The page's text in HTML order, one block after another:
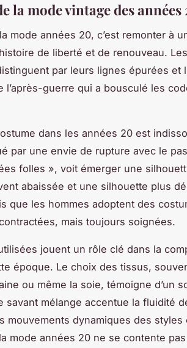
la mode vintage des années
mode années 20, c’est remonter à
de liberté et de renouveau.
par leurs lignes épurées et
l’après-guerre qui a bousculé les
dans les années 20 est
par une envie de rupture avec le
folles », voit émerger une
abaissée et une silhouette plus
que les hommes adoptent des
mais toujours soignées.
jouent un rôle clé dans la
époque. Le choix des tissus,
ou même la soie, témoigne d’un
savant mélange accentue la fluidité
mouvements dynamiques des
mode années 20 ne se contente